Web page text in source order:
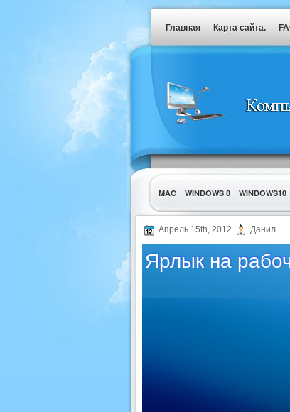
Главная Карта сайта.
MAC WINDOWS 8 WINDOWS10
УТИЛИТЫ
Апрель 15th, 2012 Данил
Ярлык на